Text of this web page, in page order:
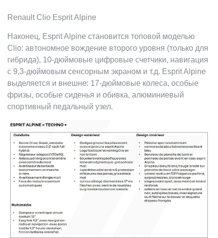
Renault Clio Esprit Alpine
Наконец, Esprit Alpine становится топовой моделью
Clio: автономное вождение второго уровня (только для
гибрида), 10-дюймовые цифровые счетчики, навигация
с 9,3-дюймовым сенсорным экраном и т.д. Esprit Alpine
выделяется и внешне: 17-дюймовые колеса, особые
фризы, особые сиденья и обивка, алюминиевый
спортивный педальный узел.